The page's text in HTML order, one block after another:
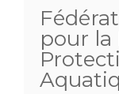
pour la